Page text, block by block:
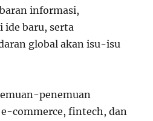
informasi,
ide baru, serta
global akan isu-isu
penemuan
commerce, fintech, dan